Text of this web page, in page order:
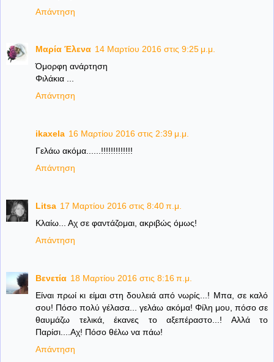
Απάντηση
Μαρία Έλενα 14 Μαρτίου 2016 στις 9:25 μ.μ.
Όμορφη ανάρτηση
Φιλάκια ...
Απάντηση
ikaxela 16 Μαρτίου 2016 στις 2:39 μ.μ.
Γελάω ακόμα......!!!!!!!!!!!!!
Απάντηση
Litsa 17 Μαρτίου 2016 στις 8:40 π.μ.
Κλαίω... Αχ σε φαντάζομαι, ακριβώς όμως!
Απάντηση
Βενετία 18 Μαρτίου 2016 στις 8:16 π.μ.
Είναι πρωί κι είμαι στη δουλειά από νωρίς...! Μπα, σε καλό
σου! Πόσο πολύ γέλασα... γελάω ακόμα! Φίλη μου, πόσο σε
θαυμάζω τελικά, έκανες το αξεπέραστο...! Αλλά το
Παρίσι....Αχ! Πόσο θέλω να πάω!
Απάντηση